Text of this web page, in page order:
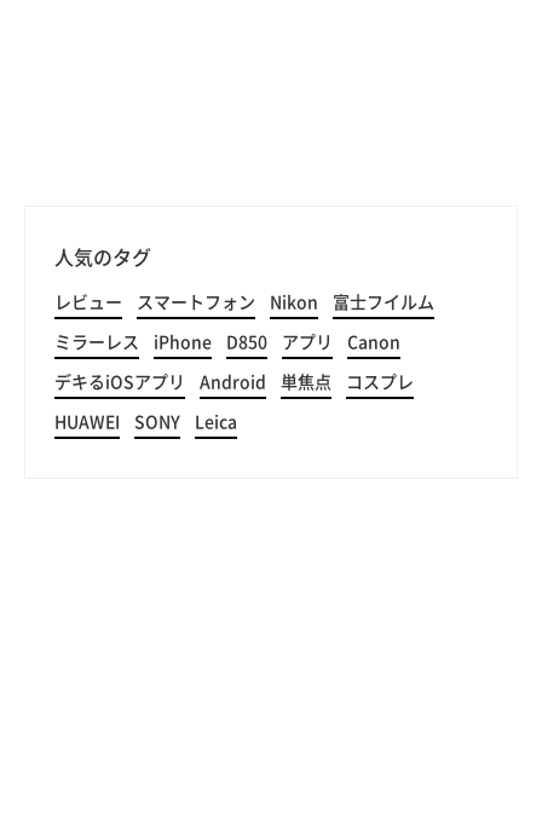
人気のタグ
レビュー スマートフォン Nikon 富士フイルム
ミラーレス iPhone D850 アプリ Canon
デキるiOSアプリ Android 単焦点 コスプレ
HUAWEI SONY Leica